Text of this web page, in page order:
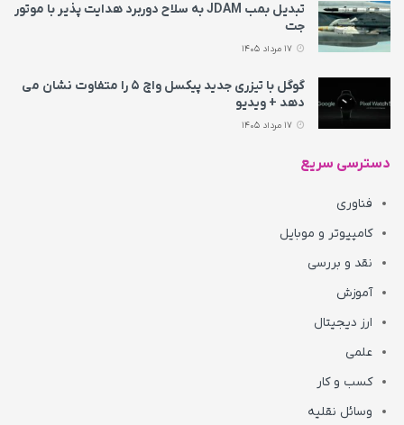
تبدیل بمب JDAM به سلاح دوربرد هدایت پذیر با موتور
جت
گوگل با تیزری جدید پیکسل واچ ۵ را متفاوت نشان می‌
دهد + ویدیو
دسترسی سریع
فناوری
کامپیوتر و موبایل
نقد و بررسی
آموزش
ارز دیجیتال
علمی
کسب و کار
وسائل نقلیه